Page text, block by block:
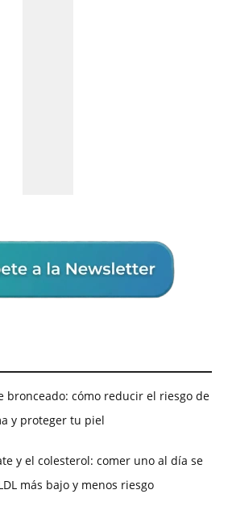
bronceado: cómo reducir el riesgo de
y proteger tu piel
y el colesterol: comer uno al día se
más bajo y menos riesgo